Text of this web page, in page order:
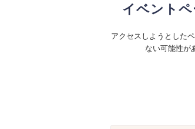
イベントペ
アクセスしようとした
ない可能性が